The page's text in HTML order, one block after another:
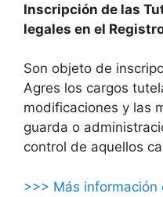
Inscripción de las
legales en el
Son objeto de
Agres los cargos
modificaciones y las
guarda o
control de aquellos
>>> Más información